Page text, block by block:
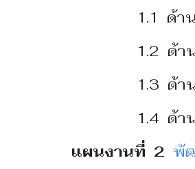
1.1 ด้า
1.2 ด้
1.3 ด้า
1.4 ด้า
แผนงานที่ 2 พั